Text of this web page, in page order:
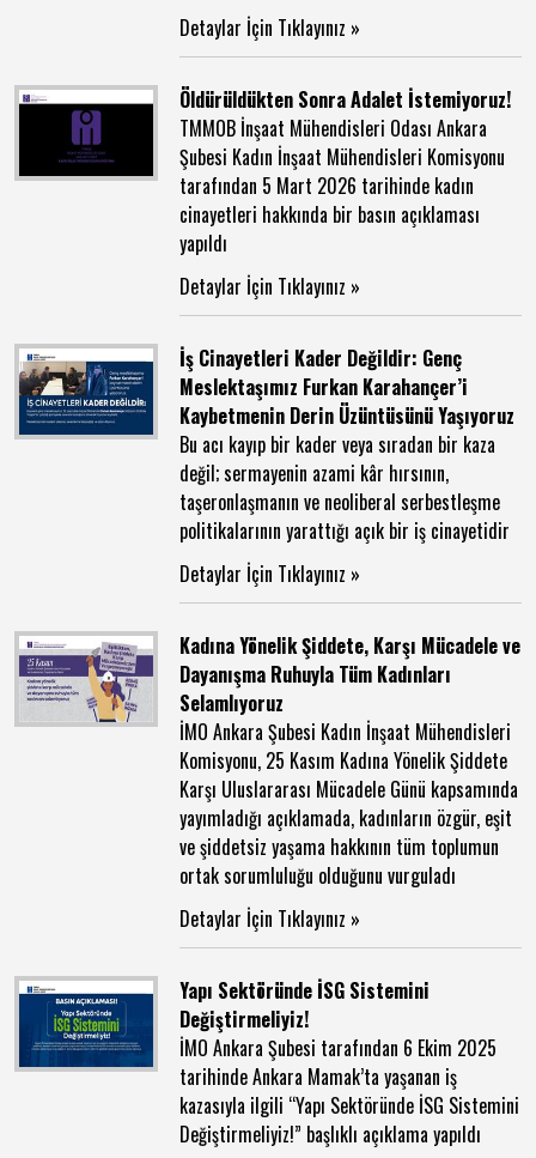
Detaylar İçin Tıklayınız »
Öldürüldükten Sonra Adalet İstemiyoruz!
TMMOB İnşaat Mühendisleri Odası Ankara
Şubesi Kadın İnşaat Mühendisleri Komisyonu
tarafından 5 Mart 2026 tarihinde kadın
cinayetleri hakkında bir basın açıklaması
yapıldı
Detaylar İçin Tıklayınız »
İş Cinayetleri Kader Değildir: Genç
Meslektaşımız Furkan Karahançer’i
Kaybetmenin Derin Üzüntüsünü Yaşıyoruz
Bu acı kayıp bir kader veya sıradan bir kaza
değil; sermayenin azami kâr hırsının,
taşeronlaşmanın ve neoliberal serbestleşme
politikalarının yarattığı açık bir iş cinayetidir
Detaylar İçin Tıklayınız »
Kadına Yönelik Şiddete, Karşı Mücadele ve
Dayanışma Ruhuyla Tüm Kadınları
Selamlıyoruz
İMO Ankara Şubesi Kadın İnşaat Mühendisleri
Komisyonu, 25 Kasım Kadına Yönelik Şiddete
Karşı Uluslararası Mücadele Günü kapsamında
yayımladığı açıklamada, kadınların özgür, eşit
ve şiddetsiz yaşama hakkının tüm toplumun
ortak sorumluluğu olduğunu vurguladı
Detaylar İçin Tıklayınız »
Yapı Sektöründe İSG Sistemini
Değiştirmeliyiz!
İMO Ankara Şubesi tarafından 6 Ekim 2025
tarihinde Ankara Mamak’ta yaşanan iş
kazasıyla ilgili “Yapı Sektöründe İSG Sistemini
Değiştirmeliyiz!” başlıklı açıklama yapıldı